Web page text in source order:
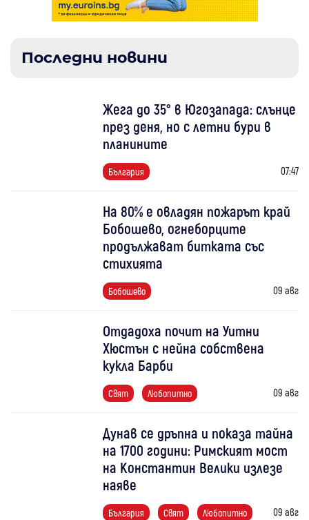
Последни новини
Жега до 35° в Югозапада: слънце
през деня, но с летни бури в
планините
България 07:47
На 80% е овладян пожарът край
Бобошево, огнеборците
продължават битката със
стихията
Бобошево 09 авг
Отдадоха почит на Уитни
Хюстън с нейна собствена
кукла Барби
Свят Любопитно 09 авг
Дунав се дръпна и показа тайна
на 1700 години: Римският мост
на Константин Велики излезе
наяве
България Свят Любопитно 09 авг